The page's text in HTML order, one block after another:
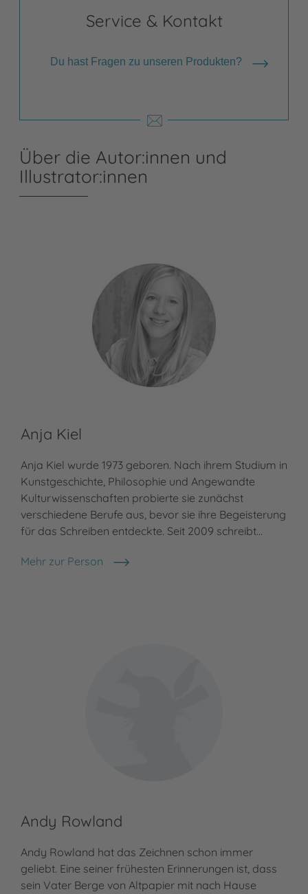
Service & Kontakt
Du hast Fragen zu unseren Produkten?
Über die Autor:innen und
Illustrator:innen
Anja Kiel
Anja Kiel wurde 1973 geboren. Nach ihrem Studium in
Kunstgeschichte, Philosophie und Angewandte
Kulturwissenschaften probierte sie zunächst
verschiedene Berufe aus, bevor sie ihre Begeisterung
für das Schreiben entdeckte. Seit 2009 schreibt…
Mehr zur Person
Anja Kiel
Andy Rowland
Andy Rowland hat das Zeichnen schon immer
geliebt. Eine seiner frühesten Erinnerungen ist, dass
sein Vater Berge von Altpapier mit nach Hause